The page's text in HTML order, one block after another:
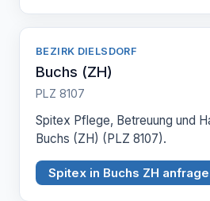
BEZIRK DIELSDORF
Buchs (ZH)
PLZ 8107
Spitex Pflege, Betreuung und
Buchs (ZH) (PLZ 8107).
Spitex in Buchs ZH